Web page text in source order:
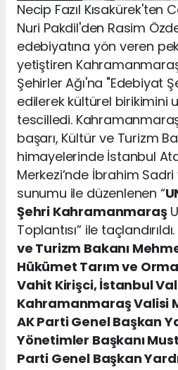
Necip Fazıl Kısakürek'ten
Nuri Pakdil'den Rasim
edebiyatına yön veren
yetiştiren
Şehirler Ağı'na "Edebiyat
edilerek kültürel birikimini
tescilledi.
başarı, Kültür ve Turizm
himayelerinde İstanbul
Merkezi’nde İbrahim Sadri
sunumu ile düzenlenen “
Şehri Kahramanmaraş
Toplantısı” ile
ve Turizm Bakanı
Hükümet Tarım ve
Vahit Kirişci, İstanbul
Kahramanmaraş Valisi
AK Parti Genel Başkan
Yönetimler Başkanı
Parti Genel Başkan